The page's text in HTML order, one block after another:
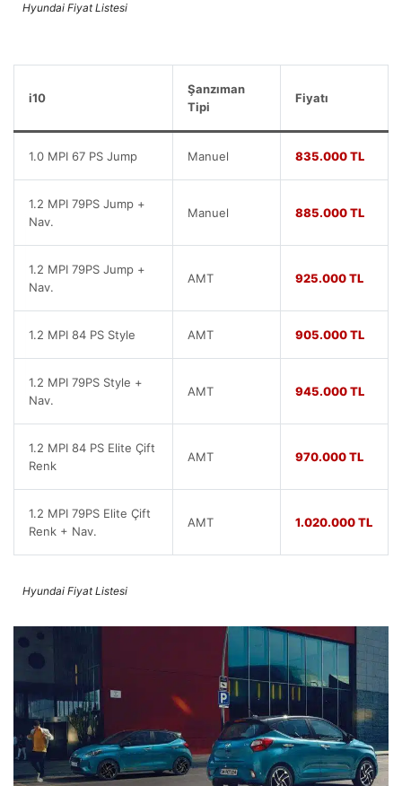
Hyundai Fiyat Listesi
i10
Şanzıman
Tipi
Fiyatı
1.0 MPI 67 PS Jump Manuel 835.000 TL
1.2 MPI 79PS Jump +
Nav.
Manuel 885.000 TL
1.2 MPI 79PS Jump +
Nav.
AMT 925.000 TL
1.2 MPI 84 PS Style AMT 905.000 TL
1.2 MPI 79PS Style +
Nav.
AMT 945.000 TL
1.2 MPI 84 PS Elite Çift
Renk
AMT 970.000 TL
1.2 MPI 79PS Elite Çift
Renk + Nav.
AMT 1.020.000 TL
Hyundai Fiyat Listesi